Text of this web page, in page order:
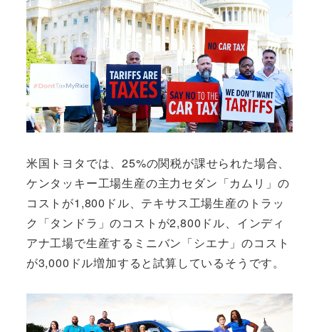
米国トヨタでは、25%の関税が課せられた場合、
ケンタッキー工場生産の主力セダン「カムリ」の
コストが1,800ドル、テキサス工場生産のトラッ
ク「タンドラ」のコストが2,800ドル、インディ
アナ工場で生産するミニバン「シエナ」のコスト
が3,000ドル増加すると試算しているそうです。